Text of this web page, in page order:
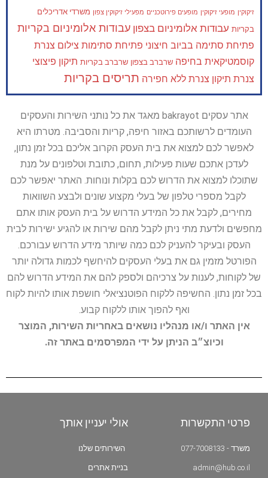
זיקוקין מופעי זיקוקין מופעים פירוטכניים מפעילי זיקוקין צפון משרדי אדריכלים
בקריות עבודות אלומיניום בצפון עבודות אלומיניום בקריות
פתיחת סתימה בביוב חיצוני פתיחת סתימות צילום צנרת
קוסמטיקאית בחיפה שרברב בצפון שרברב בקריות תיקון פיצוצי
צנרת תיקון צנרת ללא חפירה תריסים בקריות
אתר עסקים bakrayot מאגד את כל נותני השירות והעסקים
העומדים לרשותכם באזור חיפה, קריות והסביבה. מטרתו היא
לאפשר לכם למצוא את בית העסק הקרוב אליכם בכל זמן נתון,
לעדכן אתכם שעות פעילות, תחום, כתובת וטלפונים על מנת
שתוכלו למצוא את הדרוש לכם בקלות ונוחות. האתר יאפשר לכם
לקבל מספרי טלפון של בעלי מקצוע שונים ולבצע השוואות
מחירים, לקבל את כל המידע הדרוש על בית העסק אותו אתם
מחפשים ולדעת מתי ניתן לקבל מהם שירות או להגיע ישירות לבית
העסק ובעיקר להעניק לכם כמה שיותר מידע הדרוש עבורכם.
הפורטל מזמין גם את בעלי העסקים להיחשף לכמות גדולה יותר
של לקוחות, לענות על צרכיהם ולספק להם את המידע הדרוש להם
בכל זמן נתון. החשיפה ללקוח הפוטנציאלי חושפת אותו להיות לקוח
ואף להפוך אותו ללקוח קבוע.
אין האתר ו/או מנהליו נושאים באחריות השירות, המוצר
וכיוצ״ב הניתן על ידי המפרסמים באתר זה.
פרטי התקשרות
משרד - 077-7008133
admin@hub.co.il
אולי יעניין אותך
השירותים שלנו
בניית אתרים